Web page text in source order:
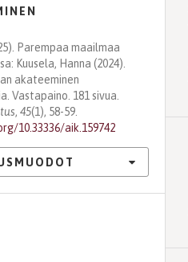
Parempaa maailmaa
Kuusela, Hanna (2024).
akateeminen
Vastapaino. 181 sivua.
, 45(1), 58-59.
10.33336/aik.159742